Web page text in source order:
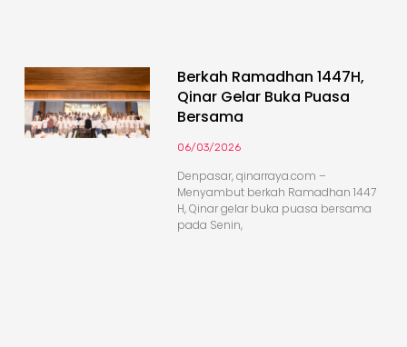
Berkah Ramadhan 1447H,
Qinar Gelar Buka Puasa
Bersama
06/03/2026
Denpasar, qinarraya.com –
Menyambut berkah Ramadhan 1447
H, Qinar gelar buka puasa bersama
pada Senin,